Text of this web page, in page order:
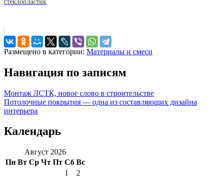
стеклопластик
Размещено в категории: Материалы и смеси
Навигация по записям
Монтаж ЛСТК, новое слово в строительстве
Потолочные покрытия — одна из составляющих дизайна
интерьера
Календарь
Август 2026
Пн Вт Ср Чт Пт Сб Вс
1
2